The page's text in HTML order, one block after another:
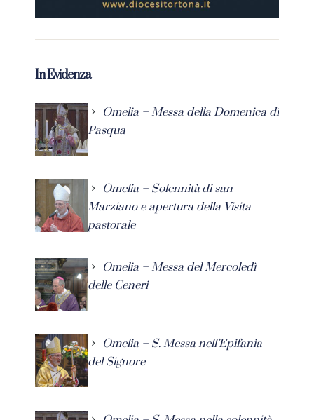
In Evidenza
Omelia – Messa della Domenica di
Pasqua
Omelia – Solennità di san
Marziano e apertura della Visita
pastorale
Omelia – Messa del Mercoledì
delle Ceneri
Omelia – S. Messa nell’Epifania
del Signore